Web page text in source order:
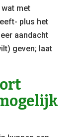
met
plus het
aandacht
geven; laat